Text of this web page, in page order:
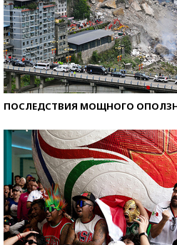
ПОСЛЕДСТВИЯ МОЩНОГО